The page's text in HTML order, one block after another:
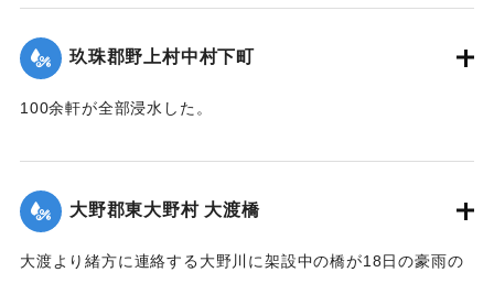
の有様だ。
面】
｜固有コード:00275047
｜固有コード:
玖珠郡野上村中村下町
100余軒が全部浸水した。
｜固有コード:00275049
大野郡東大野村 大渡橋
大渡より緒方に連絡する大野川に架設中の橋が18日の豪雨の